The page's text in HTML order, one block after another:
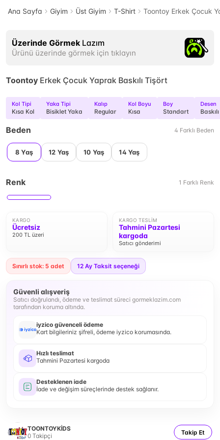
Ana Sayfa Giyim Üst Giyim T-Shirt Toontoy Erkek Çocuk
Üzerinde Görmek Lazım
Ürünü üzerinde görmek için tıklayın
Toontoy Erkek Çocuk Yaprak Baskılı Tişört
Kol Tipi
Kısa Kol
Yaka Tipi
Bisiklet Yaka
Kalıp
Regular
Kol Boyu
Kısa
Boy
Standart
Desen
Baskılı
Beden 4 Farklı Beden
8 Yaş 12 Yaş 10 Yaş 14 Yaş
Renk 1 Farklı Renk
KARGO
Ücretsiz
200 TL üzeri
KARGO TESLIM
Tahmini Pazartesi
kargoda
Satıcı gönderimi
Sınırlı stok: 5 adet 12 Ay Taksit seçeneği
Güvenli alışveriş
Satıcı doğrulandı, ödeme ve teslimat süreci gormeklazim.com
tarafından koruma altında.
iyzico güvenceli ödeme
Kart bilgileriniz şifreli, ödeme iyzico korumasında.
Hızlı teslimat
Tahmini Pazartesi kargoda
Desteklenen iade
İade ve değişim süreçlerinde destek sağlanır.
TOONTOYKİDS
0 Takipçi Takip Et